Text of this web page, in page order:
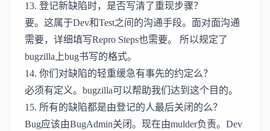
13. 登记新缺陷时，是否写清了重现步骤？
要。这属于Dev和Test之间的沟通手段。面对面沟通
需要，详细填写Repro Steps也需要。 所以规定了
bugzilla上bug书写的格式。
14. 你们对缺陷的轻重缓急有事先的约定么？
必须有定义。bugzilla可以帮助我们达到这个目的。
15. 所有的缺陷都是由登记的人最后关闭的么？
Bug应该由BugAdmin关闭。现在由mulder负责。Dev